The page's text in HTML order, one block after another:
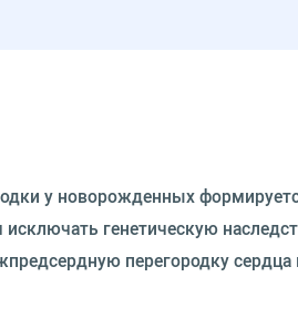
у новорожденных
генетическую
перегородку